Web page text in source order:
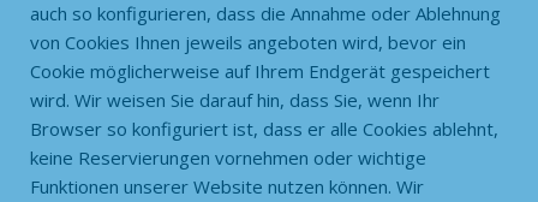
auch so konfigurieren, dass die Annahme oder Ablehnung
von Cookies Ihnen jeweils angeboten wird, bevor ein
Cookie möglicherweise auf Ihrem Endgerät gespeichert
wird. Wir weisen Sie darauf hin, dass Sie, wenn Ihr
Browser so konfiguriert ist, dass er alle Cookies ablehnt,
keine Reservierungen vornehmen oder wichtige
Funktionen unserer Website nutzen können. Wir